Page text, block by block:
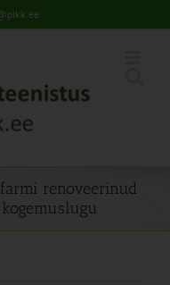
renoveerinud